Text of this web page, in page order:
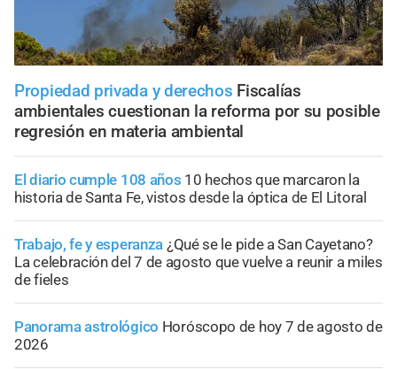
Propiedad privada y derechos Fiscalías
ambientales cuestionan la reforma por su posible
regresión en materia ambiental
El diario cumple 108 años 10 hechos que marcaron la
historia de Santa Fe, vistos desde la óptica de El Litoral
Trabajo, fe y esperanza ¿Qué se le pide a San Cayetano?
La celebración del 7 de agosto que vuelve a reunir a miles
de fieles
Panorama astrológico Horóscopo de hoy 7 de agosto de
2026